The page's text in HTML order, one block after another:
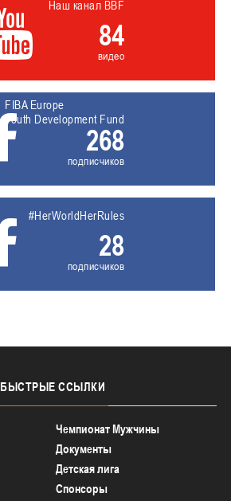
Наш канал BBF
84
видео
FIBA Europe
Youth Development Fund
268
подписчиков
#HerWorldHerRules
28
подписчиков
БЫСТРЫЕ ССЫЛКИ
Чемпионат Мужчины
Документы
Детская лига
Спонсоры